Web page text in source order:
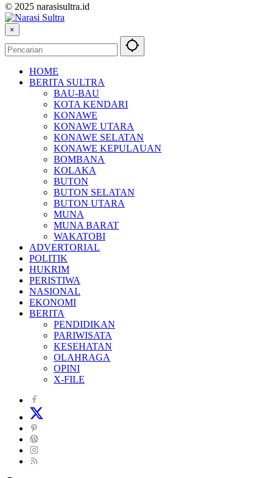
© 2025 narasisultra.id
×
HOME
BERITA SULTRA
BAU-BAU
KOTA KENDARI
KONAWE
KONAWE UTARA
KONAWE SELATAN
KONAWE KEPULAUAN
BOMBANA
KOLAKA
BUTON
BUTON SELATAN
BUTON UTARA
MUNA
MUNA BARAT
WAKATOBI
ADVERTORIAL
POLITIK
HUKRIM
PERISTIWA
NASIONAL
EKONOMI
BERITA
PENDIDIKAN
PARIWISATA
KESEHATAN
OLAHRAGA
OPINI
X-FILE